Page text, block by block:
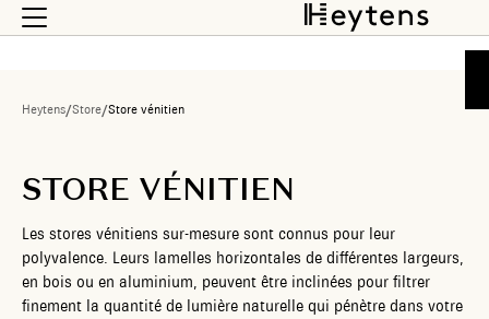
Heytens/Store/Store vénitien
STORE VÉNITIEN
Les stores vénitiens sur-mesure sont connus pour leur
polyvalence. Leurs lamelles horizontales de différentes largeurs,
en bois ou en aluminium, peuvent être inclinées pour filtrer
finement la quantité de lumière naturelle qui pénètre dans votre